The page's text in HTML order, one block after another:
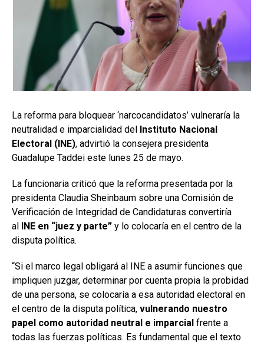
La reforma para bloquear ‘narcocandidatos’ vulneraría la
neutralidad e imparcialidad del
Instituto Nacional
Electoral (INE), advirtió la consejera presidenta
Guadalupe Taddei este lunes 25 de mayo.
La funcionaria criticó que la reforma presentada por la
presidenta Claudia Sheinbaum sobre una Comisión de
Verificación de Integridad de Candidaturas convertiría
al
INE en “juez y parte” y lo colocaría en el centro de la
disputa política.
“Si el marco legal obligará al INE a asumir funciones que
impliquen juzgar, determinar por cuenta propia la probidad
de una persona, se colocaría a esa autoridad electoral en
el centro de la disputa política, vulnerando nuestro
papel como autoridad neutral e imparcial frente a
todas las fuerzas políticas. Es fundamental que el texto